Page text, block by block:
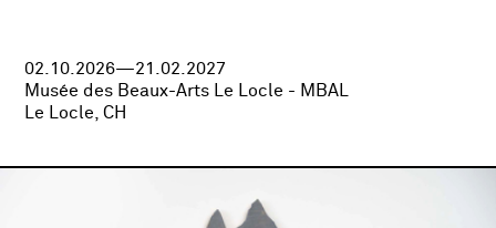
02.10.2026—21.02.2027
Musée des Beaux-Arts Le Locle - MBAL
Le Locle, CH